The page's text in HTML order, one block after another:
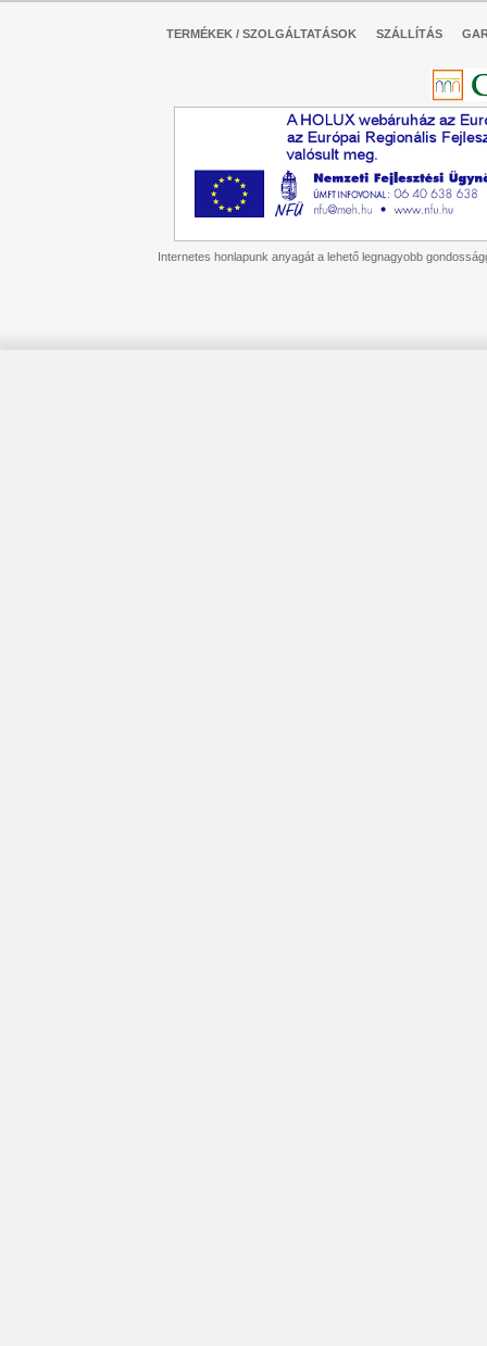
TERMÉKEK / SZOLGÁLTATÁSOK SZÁLLÍTÁS
Internetes honlapunk anyagát a lehető legnagyobb